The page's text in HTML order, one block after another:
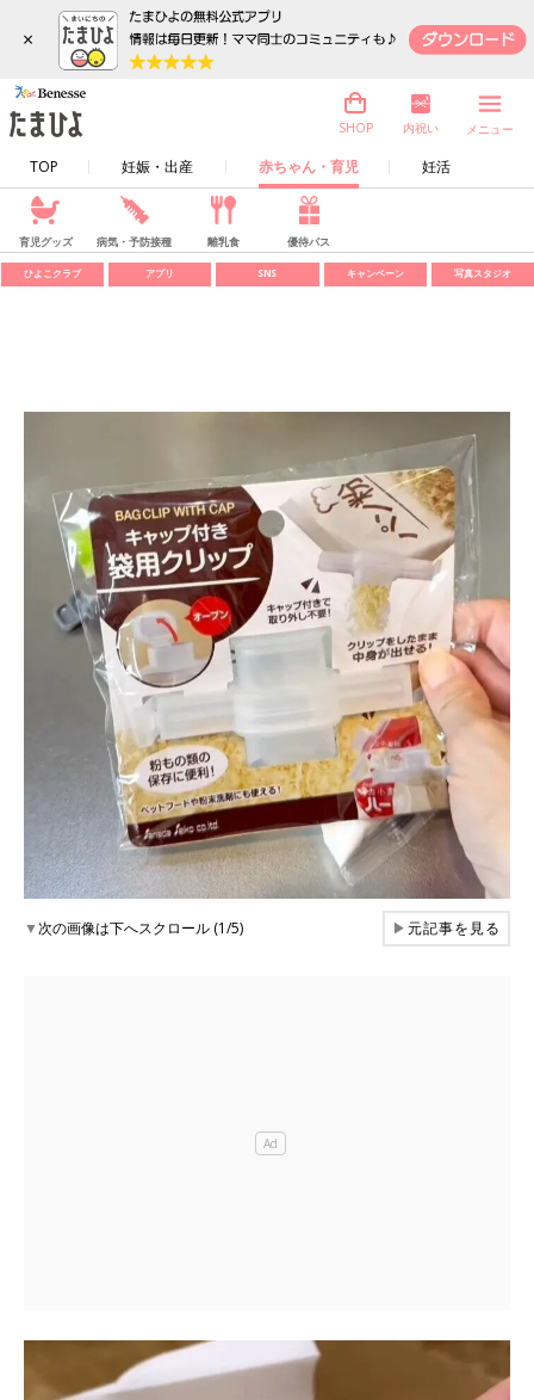
×
TOP 妊娠・出産 赤ちゃん・育児 妊活
SHOP 内祝い メニュー
育児グッズ 病気・予防接種 離乳食 優待パス
ひよこクラブ アプリ SNS キャンペーン 写真スタジオ
▼次の画像は下へスクロール (1/5) ▶元記事を見る